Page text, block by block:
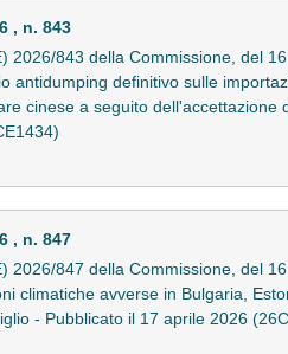
, n. 843
2026/843 della Commissione, del
antidumping definitivo sulle
cinese a seguito
, n. 847
2026/847 della Commissione, del
climatiche avverse in Bulgaria,
- Pubblicato il 17 aprile 2026